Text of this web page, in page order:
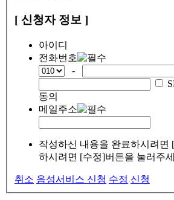
[ 신청자 정보 ]
아이디
전화번호
-
동의
메일주소
작성하신 내용을 완료하시려면
하시려면 [수정]버튼을 눌러주
취소 음성서비스 신청 수정 신청